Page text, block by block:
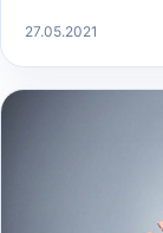
27.05.2021